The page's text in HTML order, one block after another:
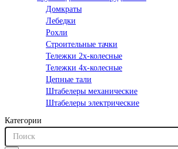
Домкраты
Лебедки
Рохли
Строительные тачки
Тележки 2х-колесные
Тележки 4х-колесные
Цепные тали
Штабелеры механические
Штабелеры электрические
Категории